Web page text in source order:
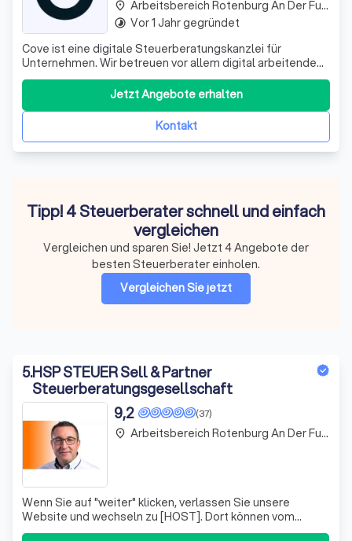
Cove ist eine digitale Steuerberatungskanzlei für
Unternehmen. Wir betreuen vor allem digital arbeitende
Kapitalgesellschaften – GmbH, UG und AG – mit laufender
Finanzbuchhaltung, Umsatzsteuervoranmeldungen,
Jahresabschlüssen, Steuererklärungen und
Lohnbuchhaltung. Unsere Arbeitsweise ist konsequen
Kontakt
Jetzt Angebote erhalten
place Arbeitsbereich Rotenburg An Der Fulda
timelapse Vor 1 Jahr gegründet
Tipp! 4 Steuerberater schnell und einfach
vergleichen
Vergleichen und sparen Sie! Jetzt 4 Angebote der
besten Steuerberater einholen.
Vergleichen Sie jetzt
5.HSP STEUER Sell & Partner
Steuerberatungsgesellschaft
(37)
9,2
Wenn Sie auf "weiter" klicken, verlassen Sie unsere
Website und wechseln zu [HOST]. Dort können vom
Anbieter möglicherweise Daten erhoben werden, auf die
place Arbeitsbereich Rotenburg An Der Fulda